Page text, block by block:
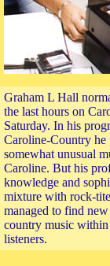
Graham L Hall
the last hours on
Saturday. In his
Caroline-Country he
somewhat unusual
Caroline. But his
knowledge and
mixture with rock-
managed to find
country music
listeners.